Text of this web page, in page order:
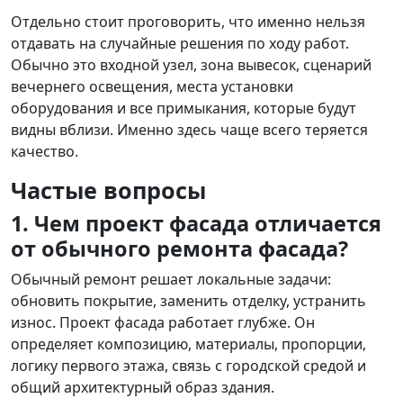
Отдельно стоит проговорить, что именно нельзя
отдавать на случайные решения по ходу работ.
Обычно это входной узел, зона вывесок, сценарий
вечернего освещения, места установки
оборудования и все примыкания, которые будут
видны вблизи. Именно здесь чаще всего теряется
качество.
Частые вопросы
1. Чем проект фасада отличается
от обычного ремонта фасада?
Обычный ремонт решает локальные задачи:
обновить покрытие, заменить отделку, устранить
износ. Проект фасада работает глубже. Он
определяет композицию, материалы, пропорции,
логику первого этажа, связь с городской средой и
общий архитектурный образ здания.